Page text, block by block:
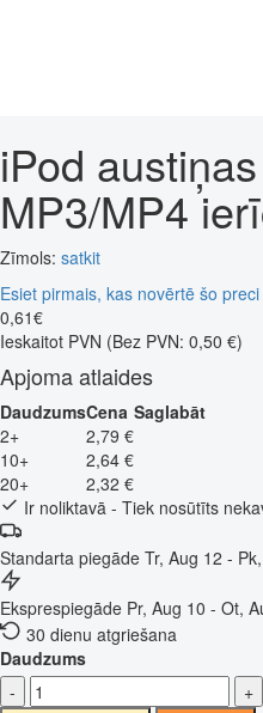
iPod
MP3/MP4
Zīmols: satkit
Esiet pirmais, kas novērtē šo preci
0,61€
Ieskaitot PVN (Bez PVN: 0,50 €)
Apjoma atlaides
DaudzumsCena Saglabāt
2+
2,79 €
10+
2,64 €
20+
2,32 €
Ir noliktavā - Tiek nosūtīts
Standarta piegāde Tr, Aug 12 -
Eksprespiegāde Pr, Aug 10 - Ot,
30 dienu atgriešana
Daudzums
-
+